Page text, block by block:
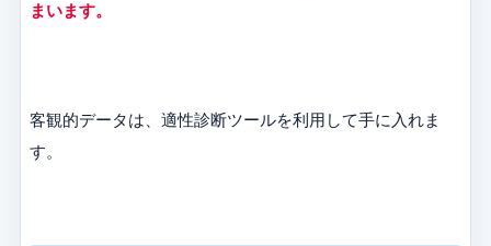
まいます。
客観的データは、適性診断ツールを利用して手に入れま
す。